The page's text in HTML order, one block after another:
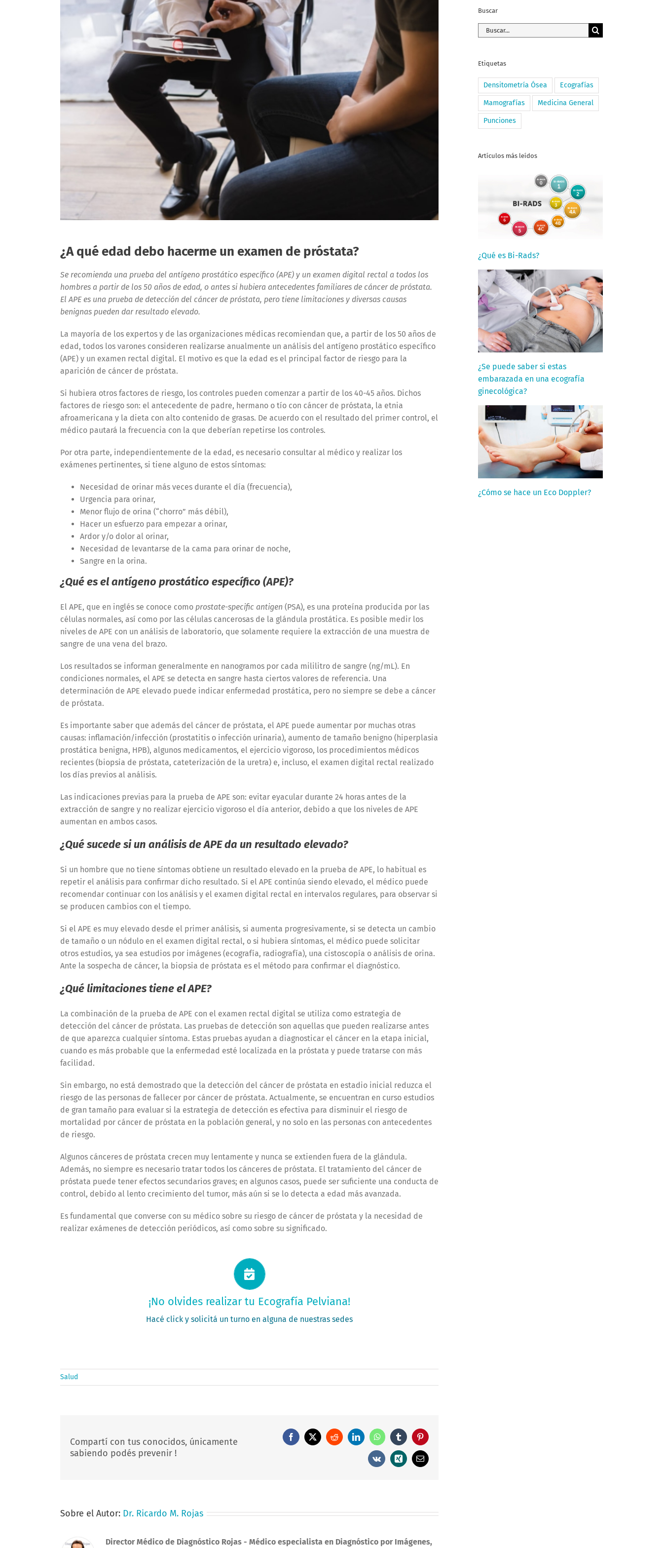
¿A qué edad debo hacerme un examen de próstata?
Se recomienda una prueba del antígeno prostático específico (APE) y un examen digital rectal a todos los
hombres a partir de los 50 años de edad, o antes si hubiera antecedentes familiares de cáncer de próstata.
El APE es una prueba de detección del cáncer de próstata, pero tiene limitaciones y diversas causas
benignas pueden dar resultado elevado.
La mayoría de los expertos y de las organizaciones médicas recomiendan que, a partir de los 50 años de
edad, todos los varones consideren realizarse anualmente un análisis del antígeno prostático específico
(APE) y un examen rectal digital. El motivo es que la edad es el principal factor de riesgo para la
aparición de cáncer de próstata.
Si hubiera otros factores de riesgo, los controles pueden comenzar a partir de los 40-45 años. Dichos
factores de riesgo son: el antecedente de padre, hermano o tío con cáncer de próstata, la etnia
afroamericana y la dieta con alto contenido de grasas. De acuerdo con el resultado del primer control, el
médico pautará la frecuencia con la que deberían repetirse los controles.
Por otra parte, independientemente de la edad, es necesario consultar al médico y realizar los
exámenes pertinentes, si tiene alguno de estos síntomas:
Necesidad de orinar más veces durante el día (frecuencia),
Urgencia para orinar,
Menor flujo de orina (“chorro” más débil),
Hacer un esfuerzo para empezar a orinar,
Ardor y/o dolor al orinar,
Necesidad de levantarse de la cama para orinar de noche,
Sangre en la orina.
¿Qué es el antígeno prostático específico (APE)?
El APE, que en inglés se conoce como prostate-specific antigen (PSA), es una proteína producida por las
células normales, así como por las células cancerosas de la glándula prostática. Es posible medir los
niveles de APE con un análisis de laboratorio, que solamente requiere la extracción de una muestra de
sangre de una vena del brazo.
Los resultados se informan generalmente en nanogramos por cada mililitro de sangre (ng/mL). En
condiciones normales, el APE se detecta en sangre hasta ciertos valores de referencia. Una
determinación de APE elevado puede indicar enfermedad prostática, pero no siempre se debe a cáncer
de próstata.
Es importante saber que además del cáncer de próstata, el APE puede aumentar por muchas otras
causas: inflamación/infección (prostatitis o infección urinaria), aumento de tamaño benigno (hiperplasia
prostática benigna, HPB), algunos medicamentos, el ejercicio vigoroso, los procedimientos médicos
recientes (biopsia de próstata, cateterización de la uretra) e, incluso, el examen digital rectal realizado
los días previos al análisis.
Las indicaciones previas para la prueba de APE son: evitar eyacular durante 24 horas antes de la
extracción de sangre y no realizar ejercicio vigoroso el día anterior, debido a que los niveles de APE
aumentan en ambos casos.
¿Qué sucede si un análisis de APE da un resultado elevado?
Si un hombre que no tiene síntomas obtiene un resultado elevado en la prueba de APE, lo habitual es
repetir el análisis para confirmar dicho resultado. Si el APE continúa siendo elevado, el médico puede
recomendar continuar con los análisis y el examen digital rectal en intervalos regulares, para observar si
se producen cambios con el tiempo.
Si el APE es muy elevado desde el primer análisis, si aumenta progresivamente, si se detecta un cambio
de tamaño o un nódulo en el examen digital rectal, o si hubiera síntomas, el médico puede solicitar
otros estudios, ya sea estudios por imágenes (ecografía, radiografía), una cistoscopía o análisis de orina.
Ante la sospecha de cáncer, la biopsia de próstata es el método para confirmar el diagnóstico.
¿Qué limitaciones tiene el APE?
La combinación de la prueba de APE con el examen rectal digital se utiliza como estrategia de
detección del cáncer de próstata. Las pruebas de detección son aquellas que pueden realizarse antes
de que aparezca cualquier síntoma. Estas pruebas ayudan a diagnosticar el cáncer en la etapa inicial,
cuando es más probable que la enfermedad esté localizada en la próstata y puede tratarse con más
facilidad.
Sin embargo, no está demostrado que la detección del cáncer de próstata en estadio inicial reduzca el
riesgo de las personas de fallecer por cáncer de próstata. Actualmente, se encuentran en curso estudios
de gran tamaño para evaluar si la estrategia de detección es efectiva para disminuir el riesgo de
mortalidad por cáncer de próstata en la población general, y no solo en las personas con antecedentes
de riesgo.
Algunos cánceres de próstata crecen muy lentamente y nunca se extienden fuera de la glándula.
Además, no siempre es necesario tratar todos los cánceres de próstata. El tratamiento del cáncer de
próstata puede tener efectos secundarios graves; en algunos casos, puede ser suficiente una conducta de
control, debido al lento crecimiento del tumor, más aún si se lo detecta a edad más avanzada.
Es fundamental que converse con su médico sobre su riesgo de cáncer de próstata y la necesidad de
realizar exámenes de detección periódicos, así como sobre su significado.
¡No olvides realizar tu Ecografía Pelviana!
Hacé click y solicitá un turno en alguna de nuestras sedes
Solicitá tu turno ahora
PEDÍ TU TURNO
Salud
Compartí con tus conocidos, únicamente
sabiendo podés prevenir !
Facebook
X RedditLinkedInWhatsAppTumblrPinterest
Vk Xing
Correo
electrónico
Sobre el Autor: Dr. Ricardo M. Rojas
Director Médico de Diagnóstico Rojas - Médico especialista en Diagnóstico por Imágenes,
Buscar
Buscar:
Etiquetas
Densitometría Ósea Ecografías
Mamografías Medicina General
Punciones
Artículos más leídos
¿Qué es Bi-Rads?
¿Se puede saber si estas
embarazada en una ecografía
ginecológica?
¿Cómo se hace un Eco Doppler?